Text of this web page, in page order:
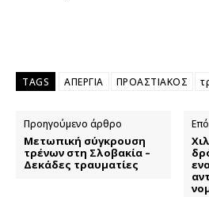
TAGS ΑΠΕΡΓΙΑ ΠΡΟΑΣΤΙΑΚΟΣ
Προηγούμενο άρθρο
Μετωπική σύγκρουση
τρένων στη Σλοβακία –
Δεκάδες τραυματίες